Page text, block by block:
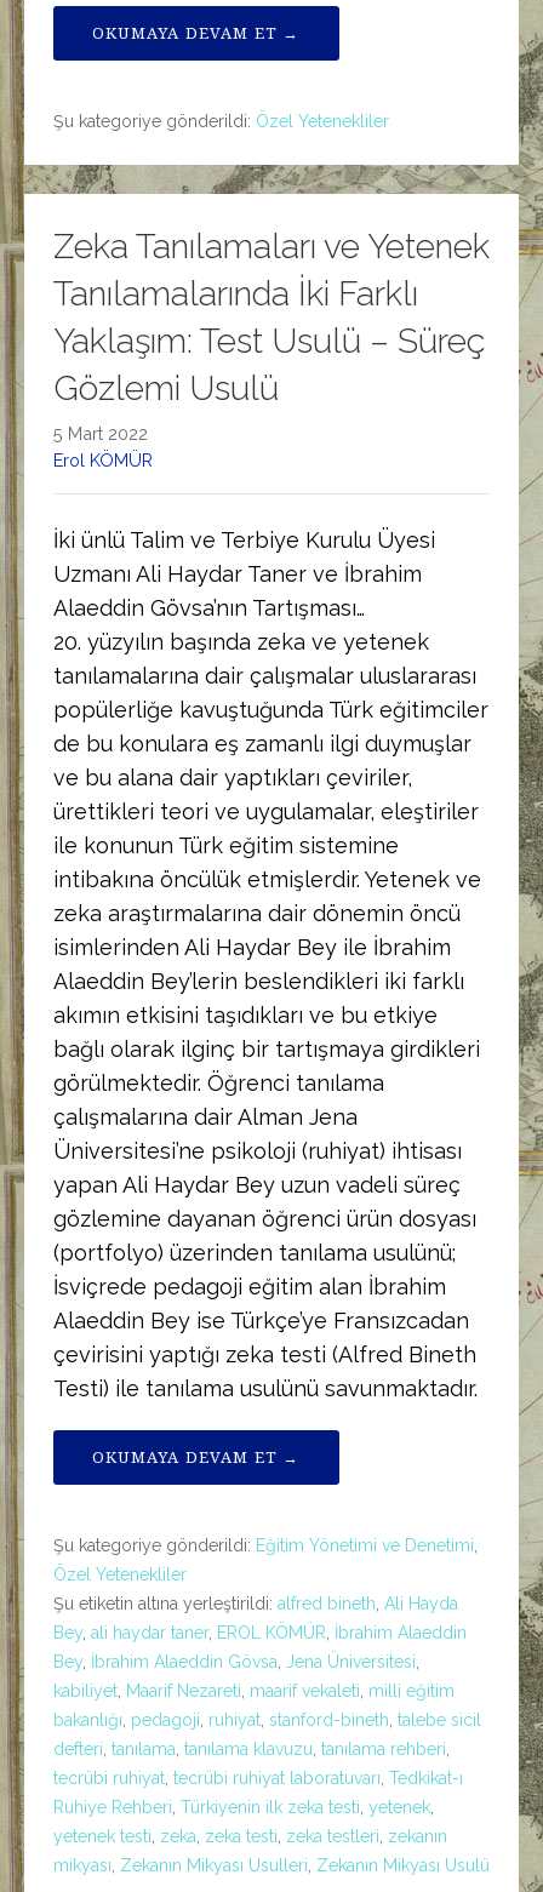
OKUMAYA DEVAM ET →
Şu kategoriye gönderildi: Özel Yetenekliler
Zeka Tanılamaları ve Yetenek
Tanılamalarında İki Farklı
Yaklaşım: Test Usulü – Süreç
Gözlemi Usulü
5 Mart 2022
Erol KÖMÜR
İki ünlü Talim ve Terbiye Kurulu Üyesi
Uzmanı Ali Haydar Taner ve İbrahim
Alaeddin Gövsa’nın Tartışması…
20. yüzyılın başında zeka ve yetenek
tanılamalarına dair çalışmalar uluslararası
popülerliğe kavuştuğunda Türk eğitimciler
de bu konulara eş zamanlı ilgi duymuşlar
ve bu alana dair yaptıkları çeviriler,
ürettikleri teori ve uygulamalar, eleştiriler
ile konunun Türk eğitim sistemine
intibakına öncülük etmişlerdir. Yetenek ve
zeka araştırmalarına dair dönemin öncü
isimlerinden Ali Haydar Bey ile İbrahim
Alaeddin Bey’lerin beslendikleri iki farklı
akımın etkisini taşıdıkları ve bu etkiye
bağlı olarak ilginç bir tartışmaya girdikleri
görülmektedir. Öğrenci tanılama
çalışmalarına dair Alman Jena
Üniversitesi’ne psikoloji (ruhiyat) ihtisası
yapan Ali Haydar Bey uzun vadeli süreç
gözlemine dayanan öğrenci ürün dosyası
(portfolyo) üzerinden tanılama usulünü;
İsviçrede pedagoji eğitim alan İbrahim
Alaeddin Bey ise Türkçe’ye Fransızcadan
çevirisini yaptığı zeka testi (Alfred Bineth
Testi) ile tanılama usulünü savunmaktadır.
OKUMAYA DEVAM ET →
Şu kategoriye gönderildi: Eğitim Yönetimi ve Denetimi
Özel Yetenekliler
Şu etiketin altına yerleştirildi: alfred bineth Ali Hayda
Bey ali haydar taner, EROL KÖMÜR İbrahim Alaeddin
Bey İbrahim Alaeddin Gövsa Jena Üniversitesi
kabiliyet Maarif Nezareti maarif vekaleti milli eğitim
bakanlığı pedagoji ruhiyat stanford-bineth talebe sicil
defteri tanılama tanılama klavuzu tanılama rehberi
tecrübi ruhiyat tecrübi ruhiyat laboratuvarı Tedkikat-ı
Ruhiye Rehberi Türkiyenin ilk zeka testi yetenek
yetenek testi zeka zeka testi zeka testleri zekanın
mikyası Zekanın Mikyası Usulleri Zekanın Mikyası Usulü